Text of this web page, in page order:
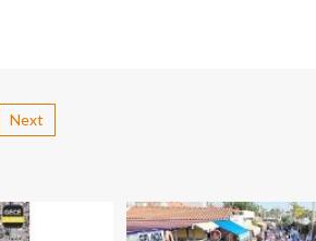
Next